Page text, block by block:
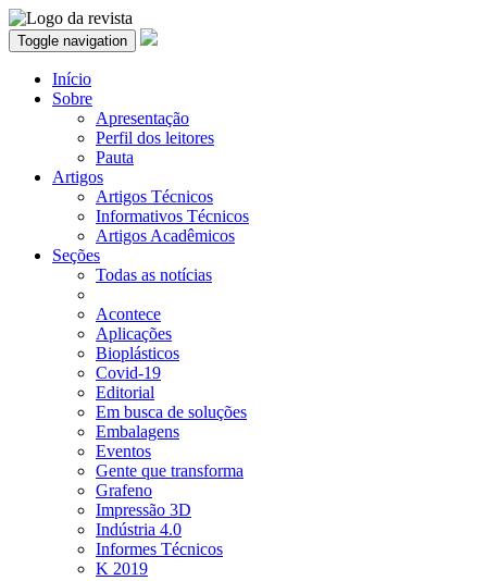
Toggle navigation
Início
Sobre
Apresentação
Perfil dos leitores
Pauta
Artigos
Artigos Técnicos
Informativos Técnicos
Artigos Acadêmicos
Seções
Todas as notícias
Acontece
Aplicações
Bioplásticos
Covid-19
Editorial
Em busca de soluções
Embalagens
Eventos
Gente que transforma
Grafeno
Impressão 3D
Indústria 4.0
Informes Técnicos
K 2019